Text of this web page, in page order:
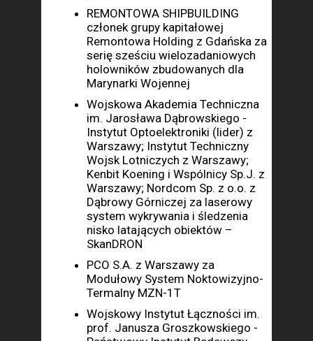
REMONTOWA SHIPBUILDING
członek grupy kapitałowej
Remontowa Holding z Gdańska za
serię sześciu wielozadaniowych
holowników zbudowanych dla
Marynarki Wojennej
Wojskowa Akademia Techniczna
im. Jarosława Dąbrowskiego -
Instytut Optoelektroniki (lider) z
Warszawy; Instytut Techniczny
Wojsk Lotniczych z Warszawy;
Kenbit Koening i Wspólnicy Sp.J. z
Warszawy; Nordcom Sp. z o.o. z
Dąbrowy Górniczej za laserowy
system wykrywania i śledzenia
nisko latających obiektów –
SkanDRON
PCO S.A. z Warszawy za
Modułowy System Noktowizyjno-
Termalny MZN-1T
Wojskowy Instytut Łączności im.
prof. Janusza Groszkowskiego -